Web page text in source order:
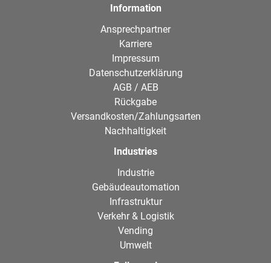
Information
Ansprechpartner
Karriere
Impressum
Datenschutzerklärung
AGB / AEB
Rückgabe
Versandkosten/Zahlungsarten
Nachhaltigkeit
Industries
Industrie
Gebäudeautomation
Infrastruktur
Verkehr & Logistik
Vending
Umwelt